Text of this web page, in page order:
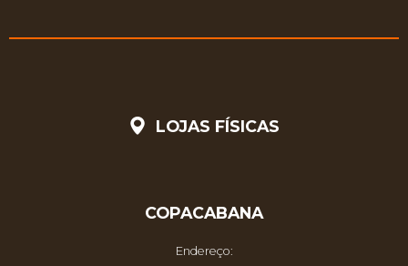
LOJAS FÍSICAS
COPACABANA
Endereço: